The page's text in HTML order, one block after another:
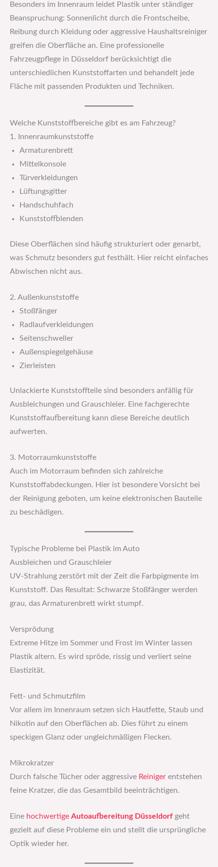
Besonders im Innenraum leidet Plastik unter ständiger
Beanspruchung: Sonnenlicht durch die Frontscheibe,
Reibung durch Kleidung oder aggressive Haushaltsreiniger
greifen die Oberfläche an. Eine professionelle
Fahrzeugpflege in Düsseldorf berücksichtigt die
unterschiedlichen Kunststoffarten und behandelt jede
Fläche mit passenden Produkten und Techniken.
Welche Kunststoffbereiche gibt es am Fahrzeug?
1. Innenraumkunststoffe
Armaturenbrett
Mittelkonsole
Türverkleidungen
Lüftungsgitter
Handschuhfach
Kunststoffblenden
Diese Oberflächen sind häufig strukturiert oder genarbt,
was Schmutz besonders gut festhält. Hier reicht einfaches
Abwischen nicht aus.
2. Außenkunststoffe
Stoßfänger
Radlaufverkleidungen
Seitenschweller
Außenspiegelgehäuse
Zierleisten
Unlackierte Kunststoffteile sind besonders anfällig für
Ausbleichungen und Grauschleier. Eine fachgerechte
Kunststoffaufbereitung kann diese Bereiche deutlich
aufwerten.
3. Motorraumkunststoffe
Auch im Motorraum befinden sich zahlreiche
Kunststoffabdeckungen. Hier ist besondere Vorsicht bei
der Reinigung geboten, um keine elektronischen Bauteile
zu beschädigen.
Typische Probleme bei Plastik im Auto
Ausbleichen und Grauschleier
UV-Strahlung zerstört mit der Zeit die Farbpigmente im
Kunststoff. Das Resultat: Schwarze Stoßfänger werden
grau, das Armaturenbrett wirkt stumpf.
Versprödung
Extreme Hitze im Sommer und Frost im Winter lassen
Plastik altern. Es wird spröde, rissig und verliert seine
Elastizität.
Fett- und Schmutzfilm
Vor allem im Innenraum setzen sich Hautfette, Staub und
Nikotin auf den Oberflächen ab. Dies führt zu einem
speckigen Glanz oder ungleichmäßigen Flecken.
Mikrokratzer
Durch falsche Tücher oder aggressive Reiniger entstehen
feine Kratzer, die das Gesamtbild beeinträchtigen.
Eine hochwertige Autoaufbereitung Düsseldorf geht
gezielt auf diese Probleme ein und stellt die ursprüngliche
Optik wieder her.